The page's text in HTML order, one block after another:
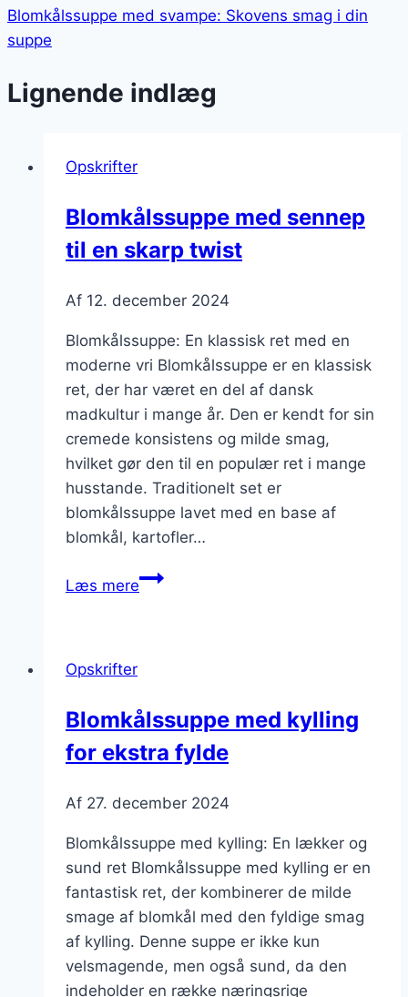
Blomkålssuppe med svampe: Skovens smag i din
suppe
Lignende indlæg
Opskrifter
Blomkålssuppe med sennep
til en skarp twist
Af 12. december 2024
Blomkålssuppe: En klassisk ret med en
moderne vri Blomkålssuppe er en klassisk
ret, der har været en del af dansk
madkultur i mange år. Den er kendt for sin
cremede konsistens og milde smag,
hvilket gør den til en populær ret i mange
husstande. Traditionelt set er
blomkålssuppe lavet med en base af
blomkål, kartofler…
Læs mereBlomkålssuppe
twist
Opskrifter
Blomkålssuppe med kylling
for ekstra fylde
Af 27. december 2024
Blomkålssuppe med kylling: En lækker og
sund ret Blomkålssuppe med kylling er en
fantastisk ret, der kombinerer de milde
smage af blomkål med den fyldige smag
af kylling. Denne suppe er ikke kun
velsmagende, men også sund, da den
indeholder en række næringsrige